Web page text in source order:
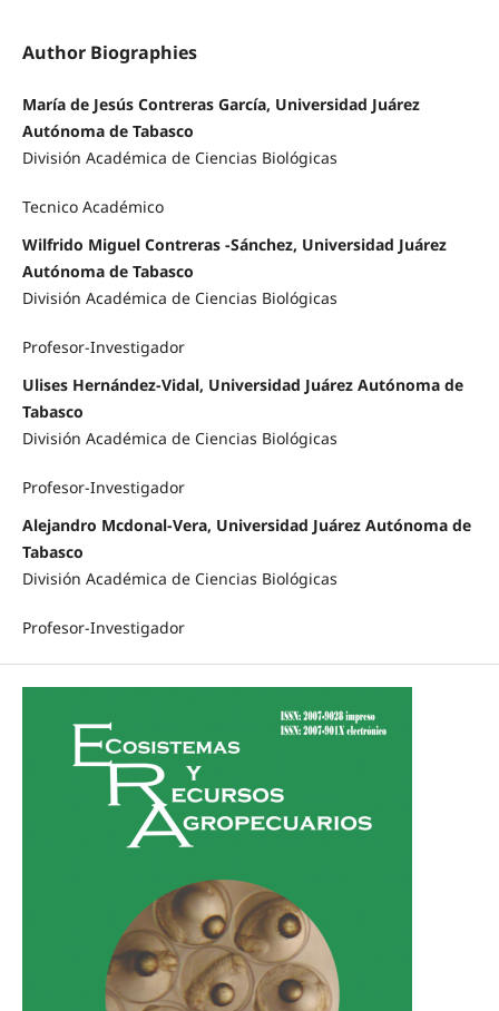
Author Biographies
María de Jesús Contreras García, Universidad Juárez
Autónoma de Tabasco
División Académica de Ciencias Biológicas
Tecnico Académico
Wilfrido Miguel Contreras -Sánchez, Universidad Juárez
Autónoma de Tabasco
División Académica de Ciencias Biológicas
Profesor-Investigador
Ulises Hernández-Vidal, Universidad Juárez Autónoma de
Tabasco
División Académica de Ciencias Biológicas
Profesor-Investigador
Alejandro Mcdonal-Vera, Universidad Juárez Autónoma de
Tabasco
División Académica de Ciencias Biológicas
Profesor-Investigador